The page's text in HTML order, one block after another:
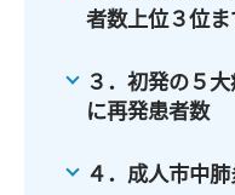
者数上位３位ま
３．初発の５
に再発患者数
４．成人市中